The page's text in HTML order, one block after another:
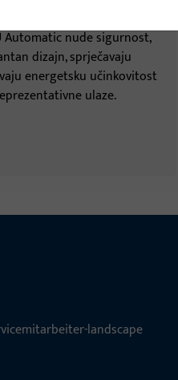
Automatic nude sigurnost,
dizajn, sprječavaju
energetsku učinkovitost
ulaze.